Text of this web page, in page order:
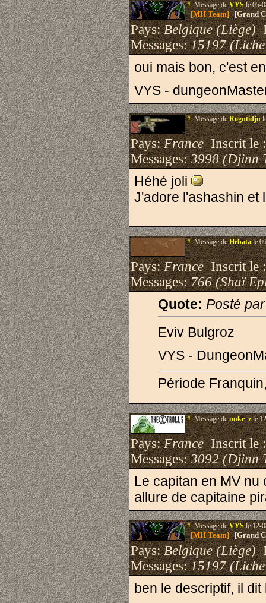
#.Message deVYSle 05-
[MH Team][Grand
Pays:Belgique (Liège)
Messages:15197
oui mais bon, c'est
VYS -
#.Message deRogntidju
Pays:FranceInscrit le
Messages:3998 (Djinn
Héhé joli
J'adore l'ashashin et
#.Message deHebatale
Pays:FranceInscrit le
Messages:766 (Shaï
Quote: Posté
Eviv Bulgroz
VYS -
Période
#.Message denuke_zle
Pays:FranceInscrit le
Messages:3092 (Djinn
Le capitan en MV nu
allure de capitaine
#.Message deVYSle 12-
[MH Team][Grand
Pays:Belgique (Liège)
Messages:15197
ben le descriptif, il